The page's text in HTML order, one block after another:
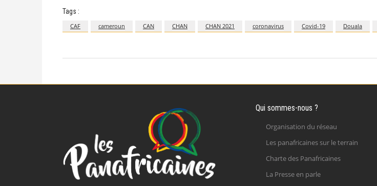
Tags :
CAF cameroun CAN CHAN CHAN 2021 coronavirus Covid-19 Douala
Qui sommes-nous ?
Organisation du réseau
Les panafricaines sur le terrain
Charte des Panafricaines
La Presse en parle